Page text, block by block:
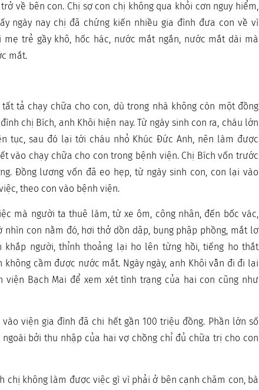
về bên con. Chị sợ con chị không qua khỏi cơn nguy hiểm,
ngày nay chị đã chứng kiến nhiều gia đình đưa con về vì
mẹ trẻ gầy khô, hốc hác, nước mắt ngắn, nước mắt dài mà
mắt.
tả chạy chữa cho con, dù trong nhà không còn một đồng
chị Bích, anh Khôi hiện nay. Từ ngày sinh con ra, cháu lớn
tục, sau đó lại tới cháu nhỏ Khúc Đức Anh, nên làm được
vào chạy chữa cho con trong bệnh viện. Chị Bích vốn trước
Đồng lương vốn đã eo hẹp, từ ngày sinh con, con lại vào
theo con vào bệnh viện.
mà người ta thuê làm, từ xe ôm, công nhân, đến bốc vác,
con nằm đó, hơi thở dồn dập, bụng phập phồng, mắt lơ
khắp người, thỉnh thoảng lại ho lên từng hồi, tiếng ho thắt
cầm được nước mắt. Ngày ngày, anh Khôi vẫn đi đi lại
viện Bạch Mai để xem xét tình trạng của hai con cũng như
viện gia đình đã chi hết gần 100 triệu đồng. Phần lớn số
bởi thu nhập của hai vợ chồng chỉ đủ chữa trị cho con
chị không làm được việc gì vì phải ở bên cạnh chăm con, bà